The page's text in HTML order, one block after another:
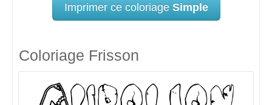
Imprimer ce coloriage Simple
Coloriage Frisson